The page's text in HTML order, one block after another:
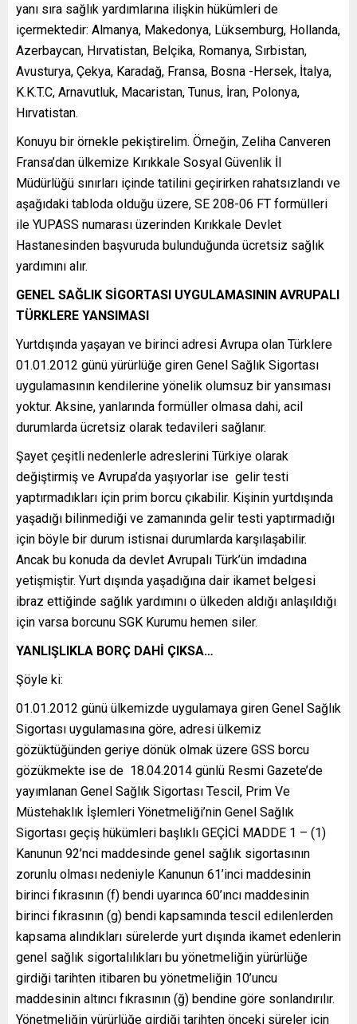
yanı sıra sağlık yardımlarına ilişkin hükümleri de
içermektedir: Almanya, Makedonya, Lüksemburg, Hollanda,
Azerbaycan, Hırvatistan, Belçika, Romanya, Sırbistan,
Avusturya, Çekya, Karadağ, Fransa, Bosna -Hersek, İtalya,
K.K.T.C, Arnavutluk, Macaristan, Tunus, İran, Polonya,
Hırvatistan.
Konuyu bir örnekle pekiştirelim. Örneğin, Zeliha Canveren
Fransa’dan ülkemize Kırıkkale Sosyal Güvenlik İl
Müdürlüğü sınırları içinde tatilini geçirirken rahatsızlandı ve
aşağıdaki tabloda olduğu üzere, SE 208-06 FT formülleri
ile YUPASS numarası üzerinden Kırıkkale Devlet
Hastanesinden başvuruda bulunduğunda ücretsiz sağlık
yardımını alır.
GENEL SAĞLIK SİGORTASI UYGULAMASININ AVRUPALI
TÜRKLERE YANSIMASI
Yurtdışında yaşayan ve birinci adresi Avrupa olan Türklere
01.01.2012 günü yürürlüğe giren Genel Sağlık Sigortası
uygulamasının kendilerine yönelik olumsuz bir yansıması
yoktur. Aksine, yanlarında formüller olmasa dahi, acil
durumlarda ücretsiz olarak tedavileri sağlanır.
Şayet çeşitli nedenlerle adreslerini Türkiye olarak
değiştirmiş ve Avrupa’da yaşıyorlar ise gelir testi
yaptırmadıkları için prim borcu çıkabilir. Kişinin yurtdışında
yaşadığı bilinmediği ve zamanında gelir testi yaptırmadığı
için böyle bir durum istisnai durumlarda karşılaşabilir.
Ancak bu konuda da devlet Avrupalı Türk’ün imdadına
yetişmiştir. Yurt dışında yaşadığına dair ikamet belgesi
ibraz ettiğinde sağlık yardımını o ülkeden aldığı anlaşıldığı
için varsa borcunu SGK Kurumu hemen siler.
YANLIŞLIKLA BORÇ DAHİ ÇIKSA…
Şöyle ki:
01.01.2012 günü ülkemizde uygulamaya giren Genel Sağlık
Sigortası uygulamasına göre, adresi ülkemiz
gözüktüğünden geriye dönük olmak üzere GSS borcu
gözükmekte ise de 18.04.2014 günlü Resmi Gazete’de
yayımlanan Genel Sağlık Sigortası Tescil, Prim Ve
Müstehaklık İşlemleri Yönetmeliği’nin Genel Sağlık
Sigortası geçiş hükümleri başlıklı GEÇİCİ MADDE 1 – (1)
Kanunun 92’nci maddesinde genel sağlık sigortasının
zorunlu olması nedeniyle Kanunun 61’inci maddesinin
birinci fıkrasının (f) bendi uyarınca 60’ıncı maddesinin
birinci fıkrasının (g) bendi kapsamında tescil edilenlerden
kapsama alındıkları sürelerde yurt dışında ikamet edenlerin
genel sağlık sigortalılıkları bu yönetmeliğin yürürlüğe
girdiği tarihten itibaren bu yönetmeliğin 10’uncu
maddesinin altıncı fıkrasının (ğ) bendine göre sonlandırılır.
Yönetmeliğin yürürlüğe girdiği tarihten önceki süreler için